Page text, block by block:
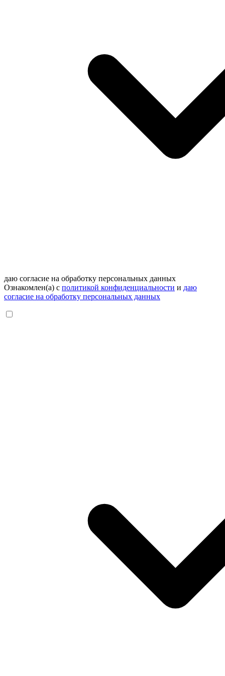
даю согласие на обработку персональных данных
Ознакомлен(а) с политикой конфиденциальности и даю
согласие на обработку персональных данных